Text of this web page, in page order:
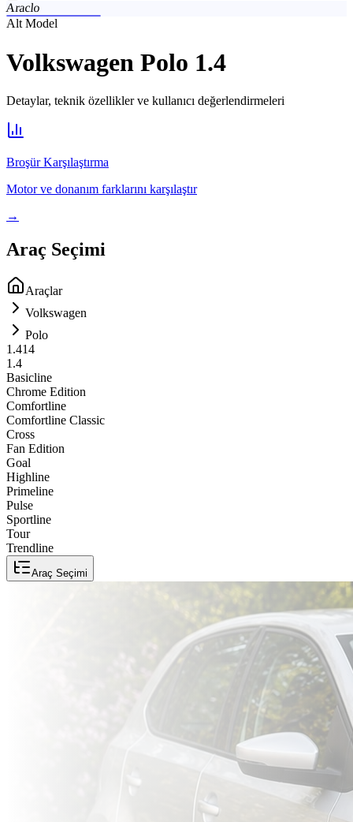
Araclo
Alt Model
Volkswagen Polo 1.4
Detaylar, teknik özellikler ve kullanıcı değerlendirmeleri
Broşür Karşılaştırma
Motor ve donanım farklarını karşılaştır
→
Araç Seçimi
Araçlar
Volkswagen
Polo
1.414
1.4
Basicline
Chrome Edition
Comfortline
Comfortline Classic
Cross
Fan Edition
Goal
Highline
Primeline
Pulse
Sportline
Tour
Trendline
Araç Seçimi